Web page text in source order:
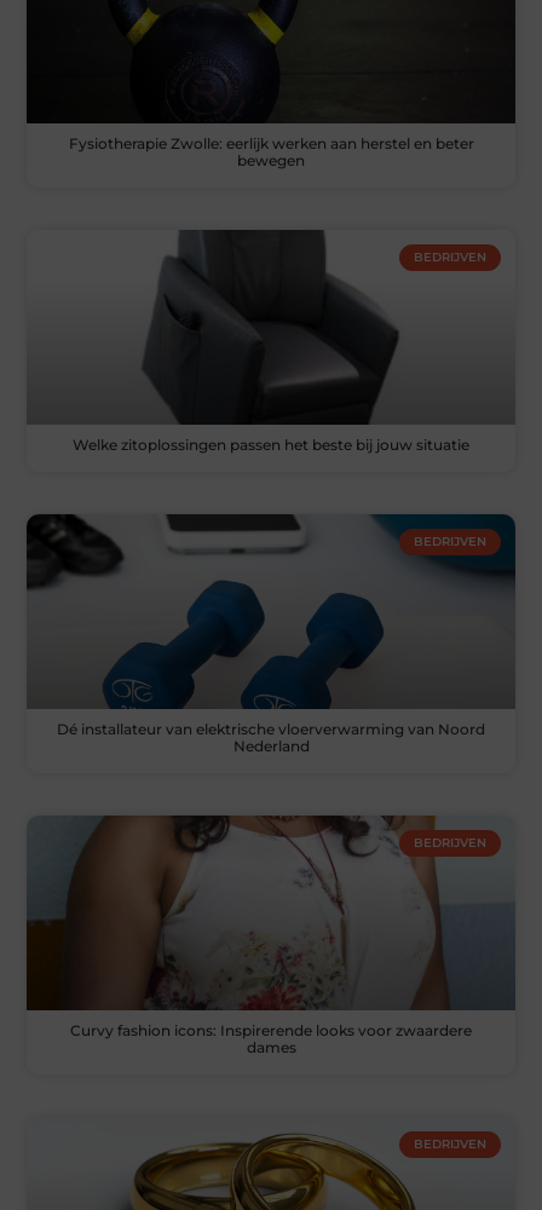
Fysiotherapie Zwolle: eerlijk werken aan herstel en beter
bewegen
BEDRIJVEN
Welke zitoplossingen passen het beste bij jouw situatie
BEDRIJVEN
Dé installateur van elektrische vloerverwarming van Noord
Nederland
BEDRIJVEN
Curvy fashion icons: Inspirerende looks voor zwaardere
dames
BEDRIJVEN